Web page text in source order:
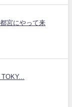
宮にやって来